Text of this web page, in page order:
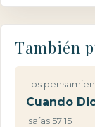
También
Los
Cuando
Isaías 57:15